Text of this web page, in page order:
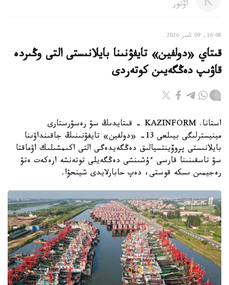
اۆتور
16:08, 09 تامىز 2026
قىتاي «دولفين» تايفۋنىنا بايلانىستى التى وڭىردە
قاۋىپ دەڭگەيىن كوتەردى
استانا. KAZINFORM - قىتايدىڭ سۋ رەسۋرستارى
مينيسترلىگى بيىلعى 13- «دولفين» تايفۋنىنىڭ جاقىنداۋىنا
بايلانىستى پروۆينتسيالىق دەڭگەيدەگى التى اكىمشىلىك اۋماقتا
سۋ تاسقىنىنا قارسى ءۇشىنشى دەڭگەيلى توتەنشە ارەكەت ەتۋ
رەجيمىن ىسكە قوستى، دەپ حابارلايدى شينحۋا.